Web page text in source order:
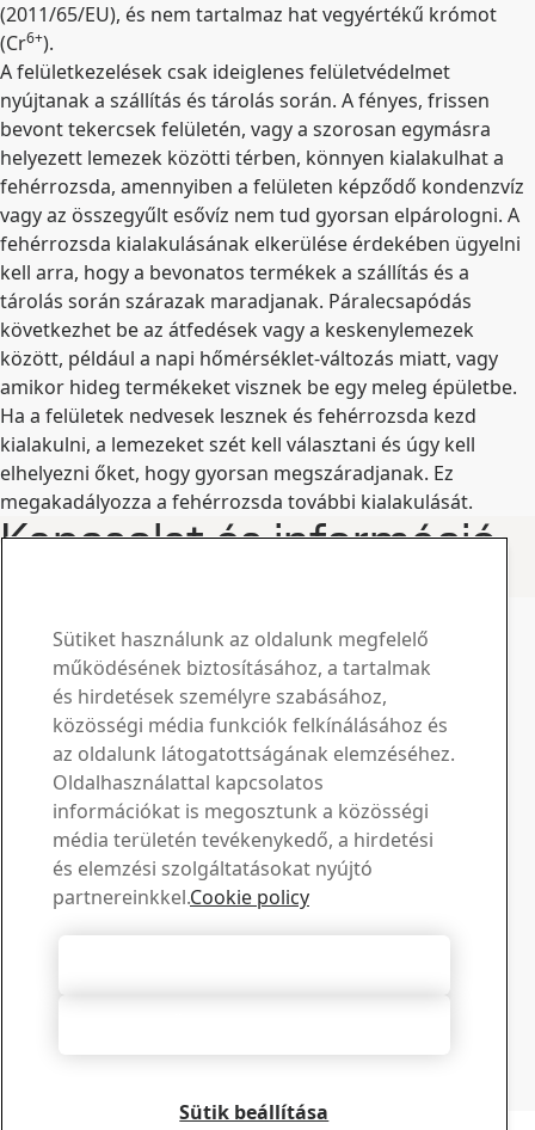
(2011/65/EU), és nem tartalmaz hat vegyértékű krómot
(Cr6+).
A felületkezelések csak ideiglenes felületvédelmet
nyújtanak a szállítás és tárolás során. A fényes, frissen
bevont tekercsek felületén, vagy a szorosan egymásra
helyezett lemezek közötti térben, könnyen kialakulhat a
fehérrozsda, amennyiben a felületen képződő kondenzvíz
vagy az összegyűlt esővíz nem tud gyorsan elpárologni. A
fehérrozsda kialakulásának elkerülése érdekében ügyelni
kell arra, hogy a bevonatos termékek a szállítás és a
tárolás során szárazak maradjanak. Páralecsapódás
következhet be az átfedések vagy a keskenylemezek
között, például a napi hőmérséklet-változás miatt, vagy
amikor hideg termékeket visznek be egy meleg épületbe.
Ha a felületek nedvesek lesznek és fehérrozsda kezd
kialakulni, a lemezeket szét kell választani és úgy kell
elhelyezni őket, hogy gyorsan megszáradjanak. Ez
megakadályozza a fehérrozsda további kialakulását.
Kapcsolat és információ
Kérdéseivel és kéréseivel
keressen bennünket
Letöltési központ
Keressen és töltsön le SSAB prospektusokat,
tanúsítványokat és egyéb anyagokat.
Letöltések megtekintése
Értékesítés
Lépjen kapcsolatba az értékesítési tanácsadással az
értékesítéssel és a termékekkel kapcsolatos
Műszaki támogatás
Lépjen kapcsolatba a műszaki támogatással
Copyright 2026
Sütiket használunk az oldalunk megfelelő
működésének biztosításához, a tartalmak
és hirdetések személyre szabásához,
közösségi média funkciók felkínálásához és
az oldalunk látogatottságának elemzéséhez.
Oldalhasználattal kapcsolatos
információkat is megosztunk a közösségi
média területén tevékenykedő, a hirdetési
és elemzési szolgáltatásokat nyújtó
partnereinkkel.Cookie policy
Sütik beállítása